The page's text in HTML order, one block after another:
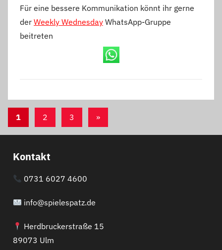
Für eine bessere Kommunikation könnt ihr gerne
der Weekly Wednesday WhatsApp-Gruppe
beitreten
Seitennummerierung
der
Beiträge
1 2 3
Nächste
»
Kontakt
0731 6027 4600
info@spielespatz.de
Herdbruckerstraße 15
89073 Ulm